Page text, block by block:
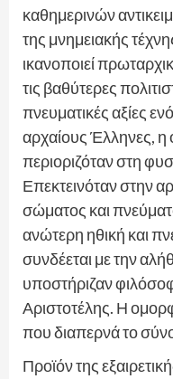
καθημερινών
της μνημειακής
ικανοποιεί
τις βαθύτερες
πνευματικές αξίες
αρχαίους Έλληνες, η
περιοριζόταν στη
Επεκτεινόταν στην
σώματος και
ανώτερη ηθική και
συνδέεται με την
υποστήριζαν
Αριστοτέλης. Η
που διαπερνά το
Προϊόν της